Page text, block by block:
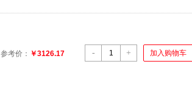
- + 加入购物车
参考价： ￥3126.17